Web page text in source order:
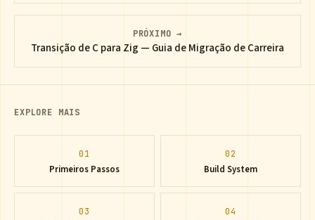
PRÓXIMO →
Transição de C para Zig — Guia de Migração de Carreira
EXPLORE MAIS
01
Primeiros Passos
02
Build System
03 04